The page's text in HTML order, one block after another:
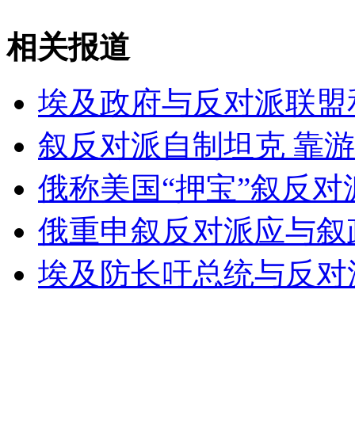
山西运城恶犬咬伤多人 警民合力深夜将其击毙
女孩北京地铁殴打老人 痛下狠手拳打脚踢
无痛分娩是否安全 医生回应
外交部：反对强权政治霸凌主义
相关报道
埃及政府与反对派联
叙反对派自制坦克 靠
俄称美国“押宝”叙反对
俄重申叙反对派应与
埃及防长吁总统与反